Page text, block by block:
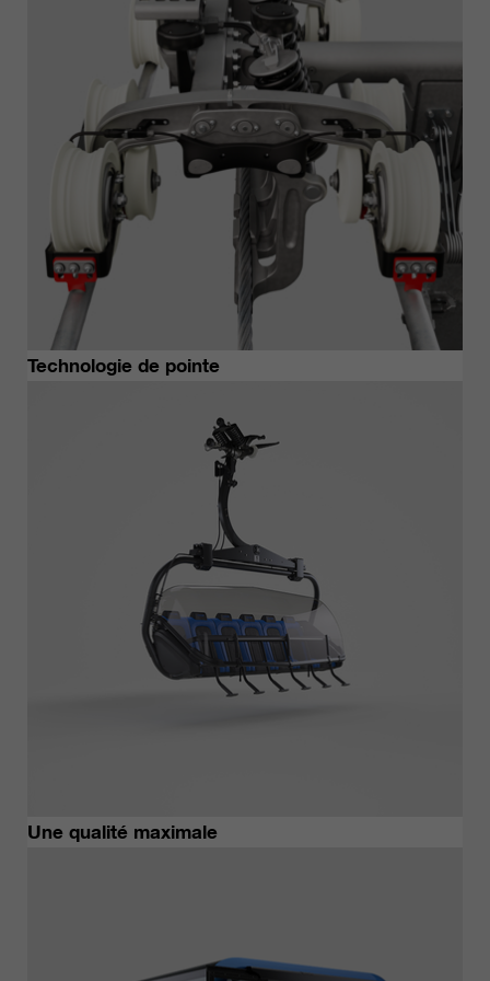
Technologie de pointe
Une qualité maximale
qui nous aident à améliorer nos
sites Internet / nos applications.
Ces informations sont également
transmises à nos clients /
partenaires.